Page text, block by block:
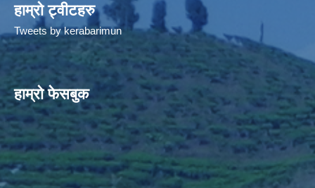
हाम्रो ट्वीटहरु
Tweets by kerabarimun
हाम्रो फेसबुक